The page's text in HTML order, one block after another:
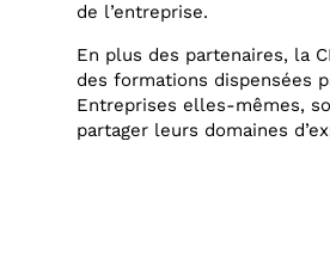
de l’entreprise.
En plus des partenaires, la
des formations dispensées
Entreprises elles-mêmes,
partager leurs domaines